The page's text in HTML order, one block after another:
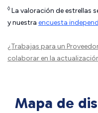
◊ La valoración de estrellas
y nuestra encuesta
¿Trabajas para un
colaborar en la
Mapa de